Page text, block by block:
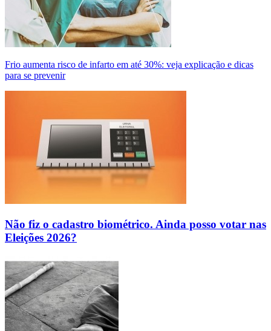
Frio aumenta risco de infarto em até 30%: veja explicação e dicas
para se prevenir
Não fiz o cadastro biométrico. Ainda posso votar nas
Eleições 2026?